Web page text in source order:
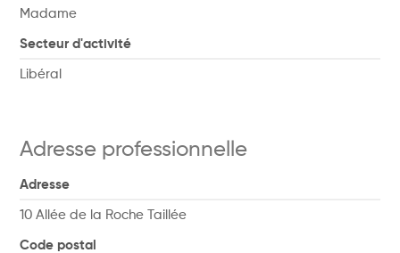
Madame
Secteur d'activité
Libéral
Adresse professionnelle
Adresse
10 Allée de la Roche Taillée
Code postal